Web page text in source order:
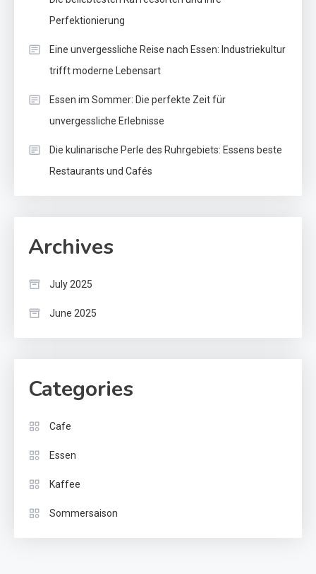
Perfektionierung
Eine unvergessliche Reise nach Essen: Industriekultur
trifft moderne Lebensart
Essen im Sommer: Die perfekte Zeit für
unvergessliche Erlebnisse
Die kulinarische Perle des Ruhrgebiets: Essens beste
Restaurants und Cafés
Archives
July 2025
June 2025
Categories
Cafe
Essen
Kaffee
Sommersaison